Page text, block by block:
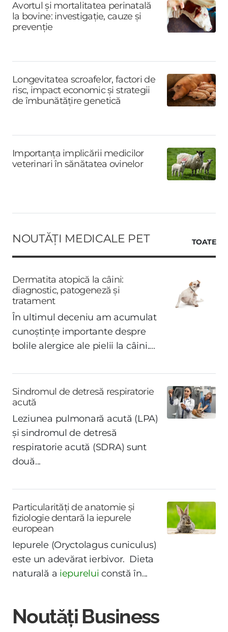
Avortul și mortalitatea perinatală
la bovine: investigație, cauze și
prevenție
Longevitatea scroafelor, factori de
risc, impact economic și strategii
de îmbunătățire genetică
Importanța implicării medicilor
veterinari în sănătatea ovinelor
NOUTĂȚI MEDICALE PET TOATE
Dermatita atopică la câini:
diagnostic, patogeneză și
tratament
În ultimul deceniu am acumulat
cunoștințe importante despre
bolile alergice ale pielii la câini....
Sindromul de detresă respiratorie
acută
Leziunea pulmonară acută (LPA)
și sindromul de detresă
respiratorie acută (SDRA) sunt
două...
Particularități de anatomie și
fiziologie dentară la iepurele
european
Iepurele (Oryctolagus cuniculus)
este un adevărat ierbivor. Dieta
naturală a iepurelui constă în...
Noutăți Business